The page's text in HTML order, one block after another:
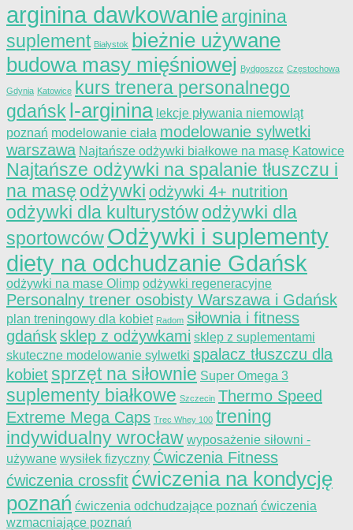
arginina dawkowanie arginina
suplement Białystok bieżnie używane
budowa masy mięśniowej Bydgoszcz Częstochowa
Gdynia Katowice kurs trenera personalnego
gdańsk l-arginina lekcje pływania niemowląt
poznań modelowanie ciała modelowanie sylwetki
warszawa Najtańsze odżywki białkowe na masę Katowice
Najtańsze odżywki na spalanie tłuszczu i
na masę odżywki odżywki 4+ nutrition
odżywki dla kulturystówodżywki dla
sportowcówOdżywki i suplementy
diety na odchudzanie Gdańsk
odżywki na mase Olimp odżywki regeneracyjne
Personalny trener osobisty Warszawa i Gdańsk
plan treningowy dla kobiet Radom siłownia i fitness
gdańsksklep z odżywkami sklep z suplementami
skuteczne modelowanie sylwetki spalacz tłuszczu dla
kobiet sprzęt na siłownie Super Omega 3
suplementy białkowe Szczecin Thermo Speed
Extreme Mega Caps Trec Whey 100 trening
indywidualny wrocław wyposażenie siłowni -
używane wysiłek fizyczny Ćwiczenia Fitness
ćwiczenia crossfit ćwiczenia na kondycję
poznań ćwiczenia odchudzające poznań ćwiczenia
wzmacniające poznań